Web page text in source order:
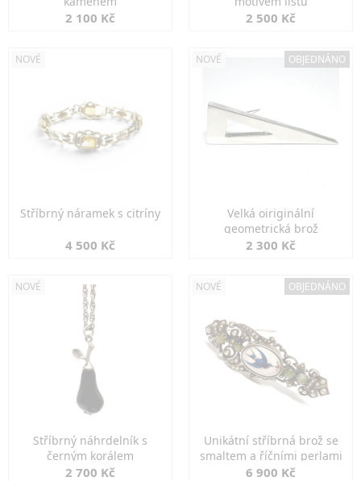
2 100 Kč 2 500 Kč
NOVÉ
Stříbrný náramek s citríny
4 500 Kč
NOVÉ OBJEDNÁNO
Velká oiriginální
geometrická brož
2 300 Kč
NOVÉ
Stříbrný náhrdelník s
černým korálem
2 700 Kč
NOVÉ OBJEDNÁNO
Unikátní stříbrná brož se
smaltem a říčními perlami
6 900 Kč